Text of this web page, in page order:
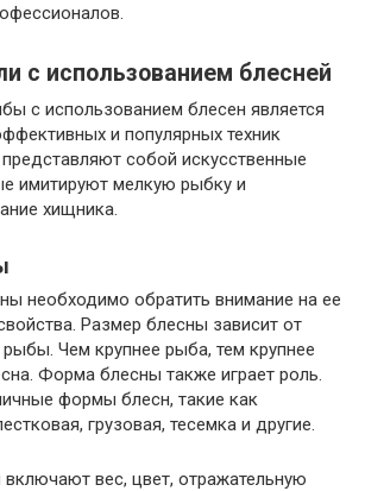
с использованием блесней
с использованием блесен является
и популярных техник
собой искусственные
имитируют мелкую рыбку и
хищника.
необходимо обратить внимание на ее
Размер блесны зависит от
Чем крупнее рыба, тем крупнее
Форма блесны также играет роль.
формы блесн, такие как
грузовая, тесемка и другие.
вес, цвет, отражательную